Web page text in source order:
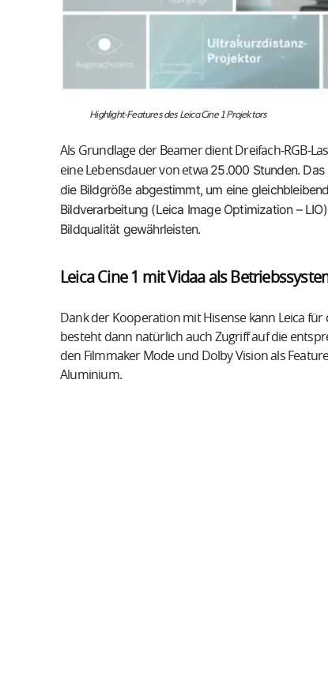
Highlight-Features des Leica Cine 1 Projektors
Als Grundlage der Beamer dient Dreifach-RGB-
eine Lebensdauer von etwa 25.000 Stunden.
die Bildgröße abgestimmt, um eine
Bildverarbeitung (Leica Image Optimization –
Bildqualität gewährleisten.
Leica Cine 1 mit Vidaa als
Dank der Kooperation mit Hisense kann Leica
besteht dann natürlich auch Zugriff auf die
den Filmmaker Mode und Dolby Vision als
Aluminium.